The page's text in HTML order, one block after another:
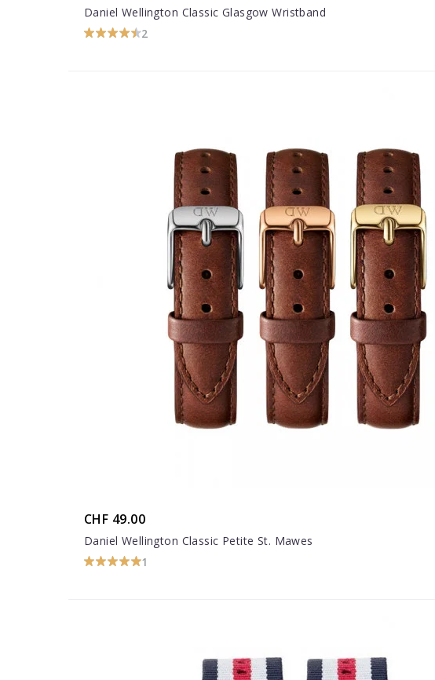
Daniel Wellington Classic Glasgow Wristband
2
CHF 49.00
Daniel Wellington Classic Petite St. Mawes
1